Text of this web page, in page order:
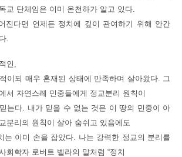
교 단체임은 이미 온천하가 알고 있다.
진다면 언제든 정치에 깊이 관여하기 위해 안간
.
인,
이되 매우 혼재된 상태에 만족하며 살아왔다. 그
서 자연스레 민중들에게 정교분리 원칙이
는다. 내가 믿을 수 없는 것은 이 땅의 민중이 아
분리의 원칙이 살아 숨쉬고 있음에도
는 이미 손을 잡았다. 나는 강력한 정교의 분리를
회학자 로버트 벨라의 말처럼 “정치